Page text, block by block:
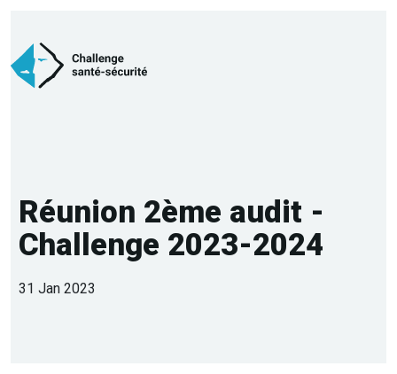
Réunion 2ème audit -
Challenge 2023-2024
31 Jan 2023